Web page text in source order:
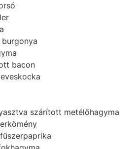
bacon
szárított metélőhagyma